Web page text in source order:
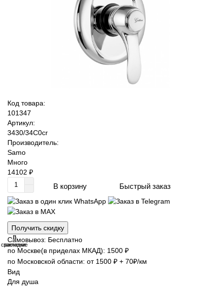
Код товара:
101347
Артикул:
3430/34C0cr
Производитель:
Samo
Много
14102 ₽
В корзину Быстрый заказ
Получить скидку
В
закладки
В
сравнение
Самовывоз: Бесплатно
по Москве(в приделах МКАД): 1500 ₽
по Московской области: от 1500 ₽ + 70₽/км
Вид
Для душа